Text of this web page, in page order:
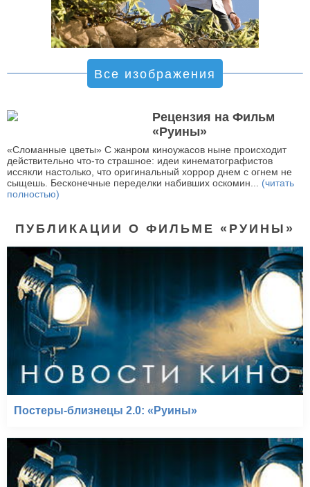
Все изображения
Рецензия на Фильм
«Руины»
«Сломанные цветы» С жанром киноужасов ныне происходит
действительно что-то страшное: идеи кинематографистов
иссякли настолько, что оригинальный хоррор днем с огнем не
сыщешь. Бесконечные переделки набивших оскомин... (читать
полностью)
ПУБЛИКАЦИИ О ФИЛЬМЕ «РУИНЫ»
Постеры-близнецы 2.0: «Руины»